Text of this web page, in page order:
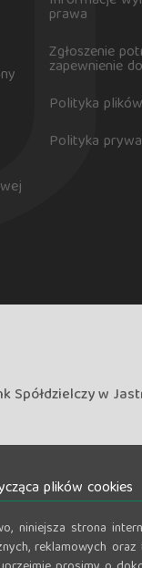
prawa
Zgłoszenie
zapewnienie
Polityka
Polityka
Spółdzielczy w
plików cookies
niniejsza strona
reklamowych